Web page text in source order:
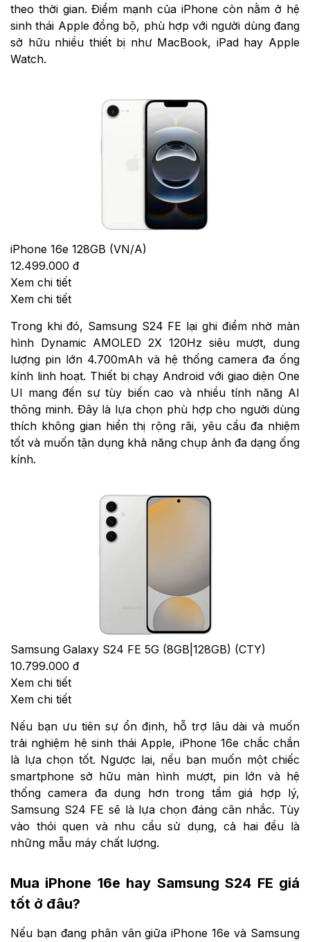
theo thời gian. Điểm mạnh của iPhone còn nằm ở hệ
sinh thái Apple đồng bộ, phù hợp với người dùng đang
sở hữu nhiều thiết bị như MacBook, iPad hay Apple
Watch.
iPhone 16e 128GB (VN/A)
12.499.000 đ
Xem chi tiết
Xem chi tiết
Trong khi đó, Samsung S24 FE lại ghi điểm nhờ màn
hình Dynamic AMOLED 2X 120Hz siêu mượt, dung
lượng pin lớn 4.700mAh và hệ thống camera đa ống
kính linh hoạt. Thiết bị chạy Android với giao diện One
UI mang đến sự tùy biến cao và nhiều tính năng AI
thông minh. Đây là lựa chọn phù hợp cho người dùng
thích không gian hiển thị rộng rãi, yêu cầu đa nhiệm
tốt và muốn tận dụng khả năng chụp ảnh đa dạng ống
kính.
Samsung Galaxy S24 FE 5G (8GB|128GB) (CTY)
10.799.000 đ
Xem chi tiết
Xem chi tiết
Nếu bạn ưu tiên sự ổn định, hỗ trợ lâu dài và muốn
trải nghiệm hệ sinh thái Apple, iPhone 16e chắc chắn
là lựa chọn tốt. Ngược lại, nếu bạn muốn một chiếc
smartphone sở hữu màn hình mượt, pin lớn và hệ
thống camera đa dụng hơn trong tầm giá hợp lý,
Samsung S24 FE sẽ là lựa chọn đáng cân nhắc. Tùy
vào thói quen và nhu cầu sử dụng, cả hai đều là
những mẫu máy chất lượng.
Mua iPhone 16e hay Samsung S24 FE giá
tốt ở đâu?
Nếu bạn đang phân vân giữa iPhone 16e và Samsung